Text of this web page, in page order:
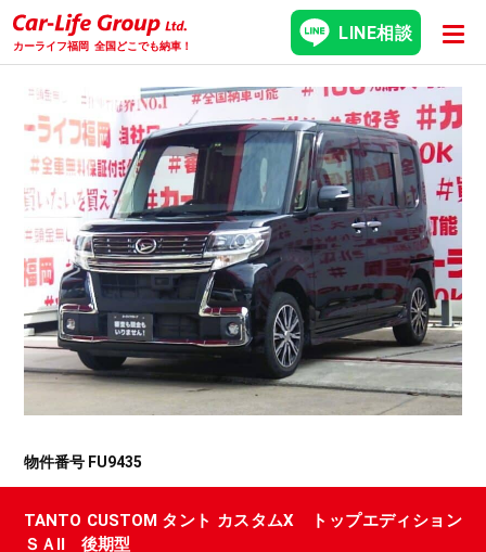
カーライフ福岡 全国どこでも納車！
LINE相談
物件番号 FU9435
TANTO CUSTOM タント カスタムX トップエディション
ＳＡⅡ 後期型